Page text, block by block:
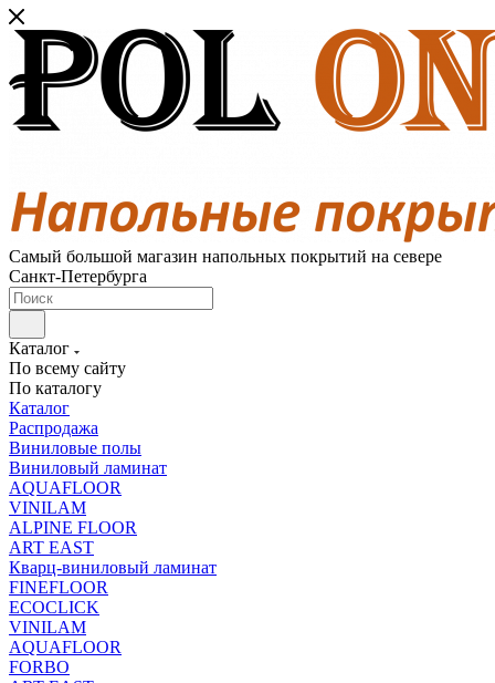
Самый большой магазин напольных покрытий на севере
Санкт-Петербурга
Каталог
По всему сайту
По каталогу
Каталог
Распродажа
Виниловые полы
Виниловый ламинат
AQUAFLOOR
VINILAM
ALPINE FLOOR
ART EAST
Кварц-виниловый ламинат
FINEFLOOR
ECOCLICK
VINILAM
AQUAFLOOR
FORBO